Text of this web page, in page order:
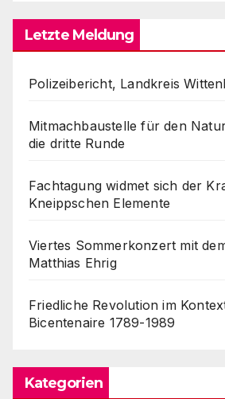
Letzte Meldung
Polizeibericht, Landkreis
Mitmachbaustelle für den
die dritte Runde
Fachtagung widmet sich der
Kneippschen Elemente
Viertes Sommerkonzert mit
Matthias Ehrig
Friedliche Revolution im
Bicentenaire 1789-1989
Kategorien